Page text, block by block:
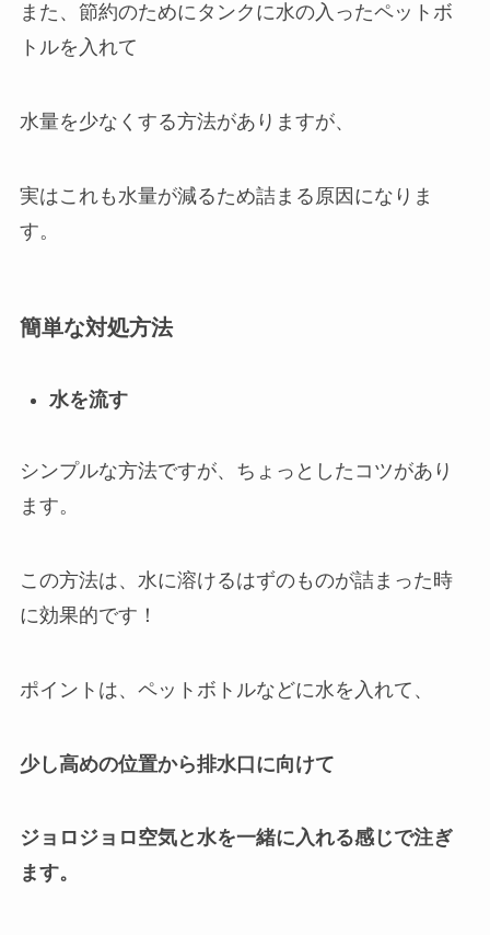
また、節約のためにタンクに水の入ったペットボ
トルを入れて
水量を少なくする方法がありますが、
実はこれも水量が減るため詰まる原因になりま
す。
簡単な対処方法
水を流す
シンプルな方法ですが、ちょっとしたコツがあり
ます。
この方法は、水に溶けるはずのものが詰まった時
に効果的です！
ポイントは、ペットボトルなどに水を入れて、
少し高めの位置から排水口に向けて
ジョロジョロ空気と水を一緒に入れる感じで注ぎ
ます。